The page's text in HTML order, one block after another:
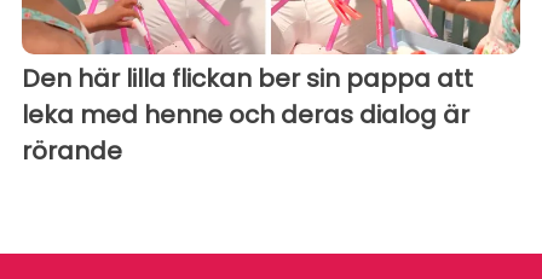
Den här lilla flickan ber sin pappa att
leka med henne och deras dialog är
rörande